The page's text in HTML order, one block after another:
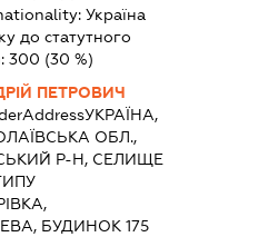
Україна
до статутного
300 (30 %)
ПЕТРОВИЧ
УКРАЇНА,
ОБЛ.,
Р-Н, СЕЛИЩЕ
БУДИНОК 175